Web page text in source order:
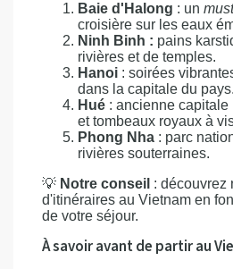
Baie d'Halong : un
croisière sur les eaux
Ninh Binh : pains
rivières et de temples.
Hanoi : soirées
dans la capitale du pays.
Hué : ancienne
et tombeaux royaux à
Phong Nha : parc
rivières souterraines.
💡 Notre conseil : découvrez
d'itinéraires au Vietnam en
de votre séjour.
À savoir avant de partir au